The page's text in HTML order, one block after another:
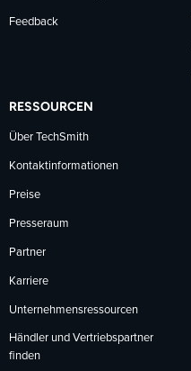
Feedback
RESSOURCEN
Über TechSmith
Kontaktinformationen
Preise
Presseraum
Partner
Karriere
Unternehmensressourcen
Händler und Vertriebspartner
finden